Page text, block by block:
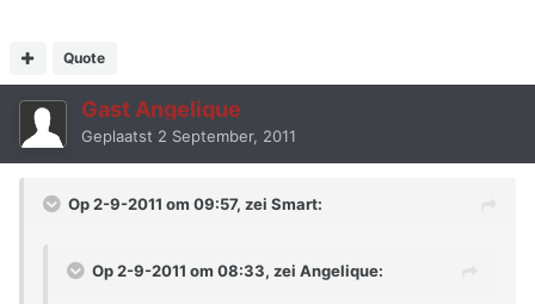
Quote
Gast Angelique
Geplaatst 2 September, 2011
Op 2-9-2011 om 09:57, zei Smart:
Op 2-9-2011 om 08:33, zei Angelique: